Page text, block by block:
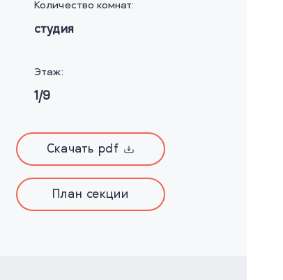
Количество комнат:
студия
Этаж:
1/9
Скачать pdf
План секции